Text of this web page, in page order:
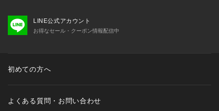
LINE公式アカウント
お得なセール・クーポン情報配信中
初めての方へ
よくある質問・お問い合わせ